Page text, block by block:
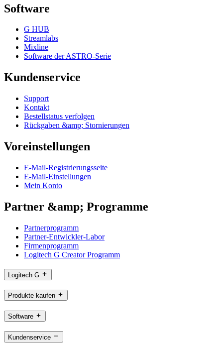
Software
G HUB
Streamlabs
Mixline
Software der ASTRO-Serie
Kundenservice
Support
Kontakt
Bestellstatus verfolgen
Rückgaben &amp; Stornierungen
Voreinstellungen
E-Mail-Registrierungsseite
E-Mail-Einstellungen
Mein Konto
Partner &amp; Programme
Partnerprogramm
Partner-Entwickler-Labor
Firmenprogramm
Logitech G Creator Programm
Logitech G
Produkte kaufen
Software
Kundenservice